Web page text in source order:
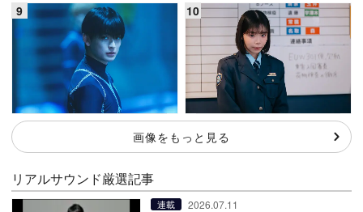
画像をもっと見る
リアルサウンド厳選記事
連載 2026.07.11